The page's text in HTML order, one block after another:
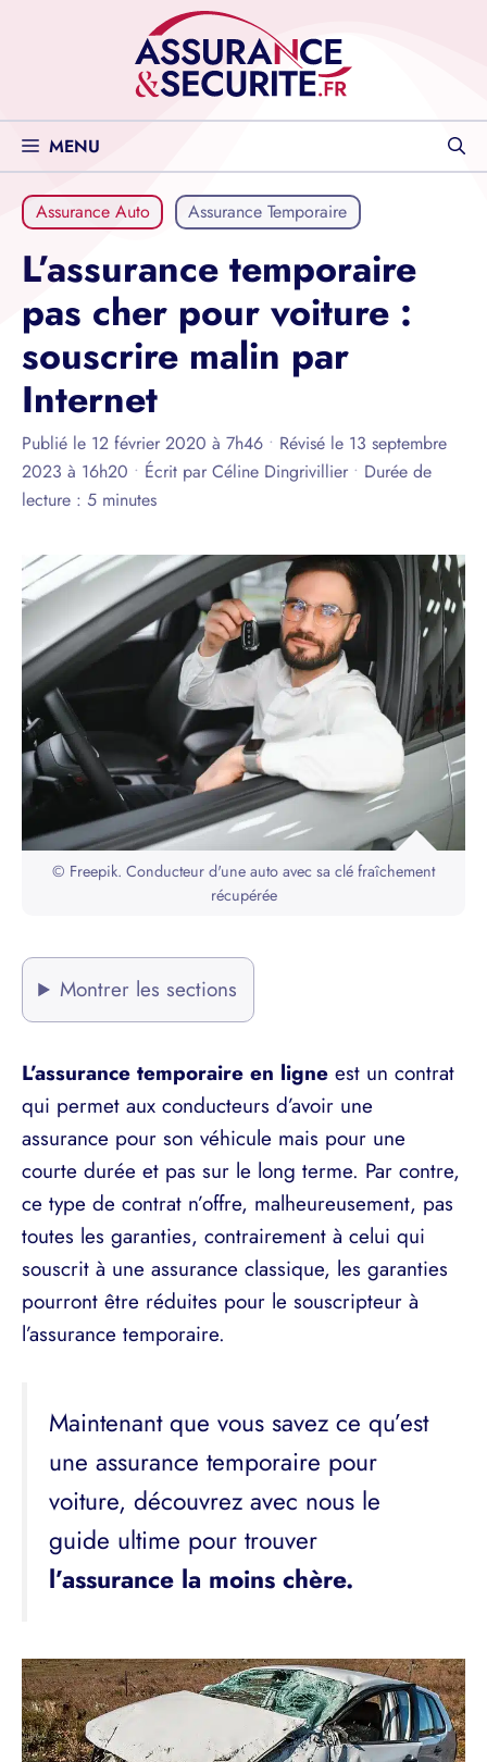
MENU
Assurance Auto Assurance Temporaire
L’assurance temporaire
pas cher pour voiture :
souscrire malin par
Internet
Publié le 12 février 2020 à 7h46 • Révisé le 13 septembre
2023 à 16h20 • Écrit par Céline Dingrivillier • Durée de
lecture : 5 minutes
© Freepik. Conducteur d'une auto avec sa clé fraîchement
récupérée
Montrer les sections
L’assurance temporaire en ligne est un contrat
qui permet aux conducteurs d’avoir une
assurance pour son véhicule mais pour une
courte durée et pas sur le long terme. Par contre,
ce type de contrat n’offre, malheureusement, pas
toutes les garanties, contrairement à celui qui
souscrit à une assurance classique, les garanties
pourront être réduites pour le souscripteur à
l’assurance temporaire.
Maintenant que vous savez ce qu’est
une assurance temporaire pour
voiture, découvrez avec nous le
guide ultime pour trouver
l’assurance la moins chère.